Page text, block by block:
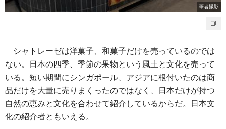
筆者撮影
シャトレーゼは洋菓子、和菓子だけを売っているのでは
ない。日本の四季、季節の果物という風土と文化を売って
いる。短い期間にシンガポール、アジアに根付いたのは商
品だけを大量に売りまくったのではなく、日本だけが持つ
自然の恵みと文化を合わせて紹介しているからだ。日本文
化の紹介者ともいえる。